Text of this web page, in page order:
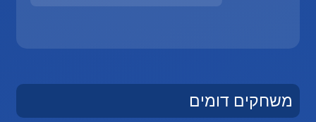
משחקים דומים